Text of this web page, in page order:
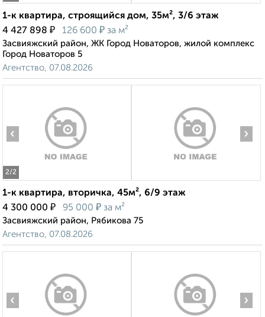
1-к квартира, строящийся дом, 35м², 3/6 этаж
4 427 898 ₽ 126 600 ₽ за м²
Засвияжский район, ЖК Город Новаторов, жилой комплекс
Город Новаторов 5
Агентство, 07.08.2026
2/2
‹ ›
1-к квартира, вторичка, 45м², 6/9 этаж
4 300 000 ₽ 95 000 ₽ за м²
Засвияжский район, Рябикова 75
Агентство, 07.08.2026
‹ ›